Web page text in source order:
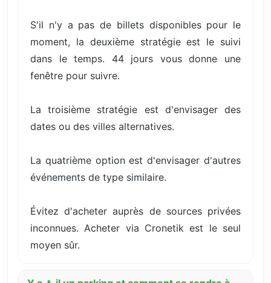
S'il n'y a pas de billets disponibles pour le
moment, la deuxième stratégie est le suivi
dans le temps. 44 jours vous donne une
fenêtre pour suivre.
La troisième stratégie est d'envisager des
dates ou des villes alternatives.
La quatrième option est d'envisager d'autres
événements de type similaire.
Évitez d'acheter auprès de sources privées
inconnues. Acheter via Cronetik est le seul
moyen sûr.